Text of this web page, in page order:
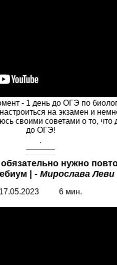
- 1 день до ОГЭ по
на экзамен и
своими советами о то, что
до ОГЭ!
.
нужно
| - Мирослава Леви
17.05.2023 6 мин.